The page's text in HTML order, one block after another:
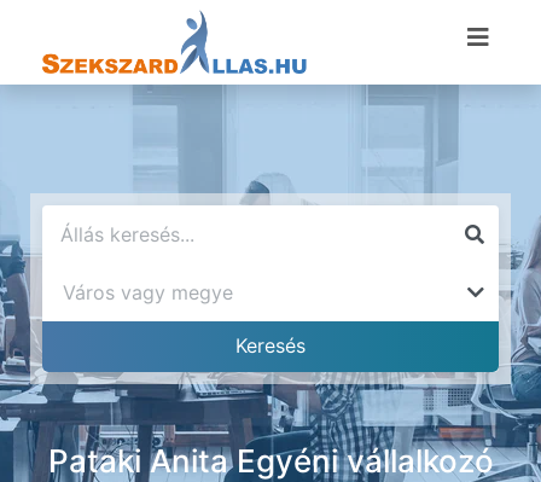
Pataki Anita Egyéni vállalkozó